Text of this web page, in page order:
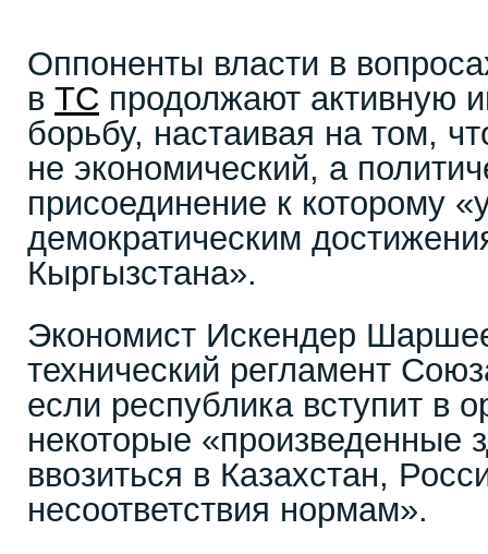
Оппоненты власти в
в ТС продолжают активную
борьбу, настаивая на том,
не экономический, а
присоединение к которому
демократическим
Кыргызстана».
Экономист Искендер
технический регламент
если республика вступит в
некоторые «произведенные
ввозиться в Казахстан,
несоответствия нормам».